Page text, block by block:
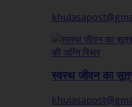
स्वस्थ जीवन का